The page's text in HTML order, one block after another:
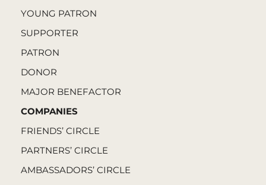
YOUNG PATRON
SUPPORTER
PATRON
DONOR
MAJOR BENEFACTOR
COMPANIES
FRIENDS’ CIRCLE
PARTNERS’ CIRCLE
AMBASSADORS’ CIRCLE